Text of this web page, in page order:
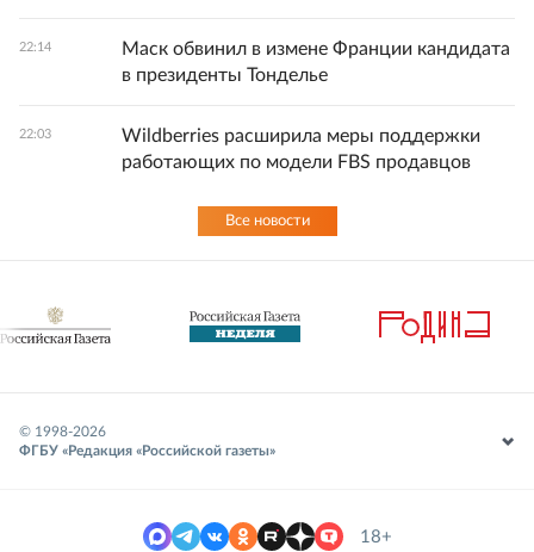
22:14
Маск обвинил в измене Франции кандидата
в президенты Тонделье
22:03
Wildberries расширила меры поддержки
работающих по модели FBS продавцов
Все новости
© 1998-2026
ФГБУ «Редакция «Российской газеты»
18+